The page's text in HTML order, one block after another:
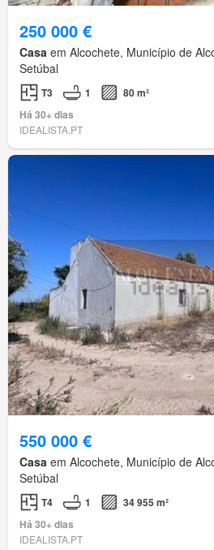
250 000 €
Casa em Alcochete, Município de
Setúbal
T3 1
80 m²
Há 30+ dias
IDEALISTA.PT
550 000 €
Casa em Alcochete, Município de
Setúbal
T4 1
34 955 m²
Há 30+ dias
IDEALISTA.PT